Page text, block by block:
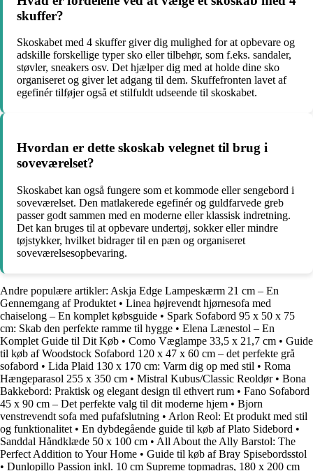
skuffer?
Skoskabet med 4 skuffer giver dig mulighed for at opbevare og
adskille forskellige typer sko eller tilbehør, som f.eks. sandaler,
støvler, sneakers osv. Det hjælper dig med at holde dine sko
organiseret og giver let adgang til dem. Skuffefronten lavet af
egefinér tilføjer også et stilfuldt udseende til skoskabet.
Hvordan er dette skoskab velegnet til brug i
soveværelset?
Skoskabet kan også fungere som et kommode eller sengebord i
soveværelset. Den matlakerede egefinér og guldfarvede greb
passer godt sammen med en moderne eller klassisk indretning.
Det kan bruges til at opbevare undertøj, sokker eller mindre
tøjstykker, hvilket bidrager til en pæn og organiseret
soveværelsesopbevaring.
Andre populære artikler: Askja Edge Lampeskærm 21 cm – En
Gennemgang af Produktet • Linea højrevendt hjørnesofa med
chaiselong – En komplet købsguide • Spark Sofabord 95 x 50 x 75
cm: Skab den perfekte ramme til hygge • Elena Lænestol – En
Komplet Guide til Dit Køb • Como Væglampe 33,5 x 21,7 cm • Guide
til køb af Woodstock Sofabord 120 x 47 x 60 cm – det perfekte grå
sofabord • Lida Plaid 130 x 170 cm: Varm dig op med stil • Roma
Hængeparasol 255 x 350 cm • Mistral Kubus/Classic Reoldør• Bona
Bakkebord: Praktisk og elegant design til ethvert rum • Fano Sofabord
45 x 90 cm – Det perfekte valg til dit moderne hjem • Bjorn
venstrevendt sofa med pufafslutning • Arlon Reol: Et produkt med stil
og funktionalitet • En dybdegående guide til køb af Plato Sidebord •
Sanddal Håndklæde 50 x 100 cm • All About the Ally Barstol: The
Perfect Addition to Your Home • Guide til køb af Bray Spisebordsstol
• Dunlopillo Passion inkl. 10 cm Supreme topmadras, 180 x 200 cm